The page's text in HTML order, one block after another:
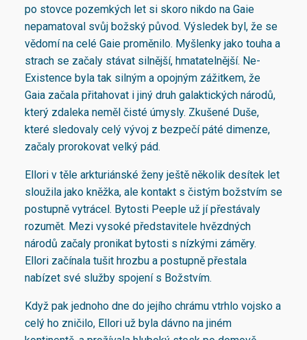
po stovce pozemkých let si skoro nikdo na Gaie
nepamatoval svůj božský původ. Výsledek byl, že se
vědomí na celé Gaie proměnilo. Myšlenky jako touha a
strach se začaly stávat silnější, hmatatelnější. Ne-
Existence byla tak silným a opojným zážitkem, že
Gaia začala přitahovat i jiný druh galaktických národů,
který zdaleka neměl čisté úmysly. Zkušené Duše,
které sledovaly celý vývoj z bezpečí páté dimenze,
začaly prorokovat velký pád.
Ellori v těle arkturiánské ženy ještě několik desítek let
sloužila jako kněžka, ale kontakt s čistým božstvím se
postupně vytrácel. Bytosti Peeple už jí přestávaly
rozumět. Mezi vysoké představitele hvězdných
národů začaly pronikat bytosti s nízkými záměry.
Ellori začínala tušit hrozbu a postupně přestala
nabízet své služby spojení s Božstvím.
Když pak jednoho dne do jejího chrámu vtrhlo vojsko a
celý ho zničilo, Ellori už byla dávno na jiném